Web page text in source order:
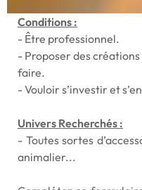
Conditions :
- Être professionnel.
- Proposer des créations
faire.
- Vouloir s’investir et
Univers Recherchés :
- Toutes sortes
animalier...